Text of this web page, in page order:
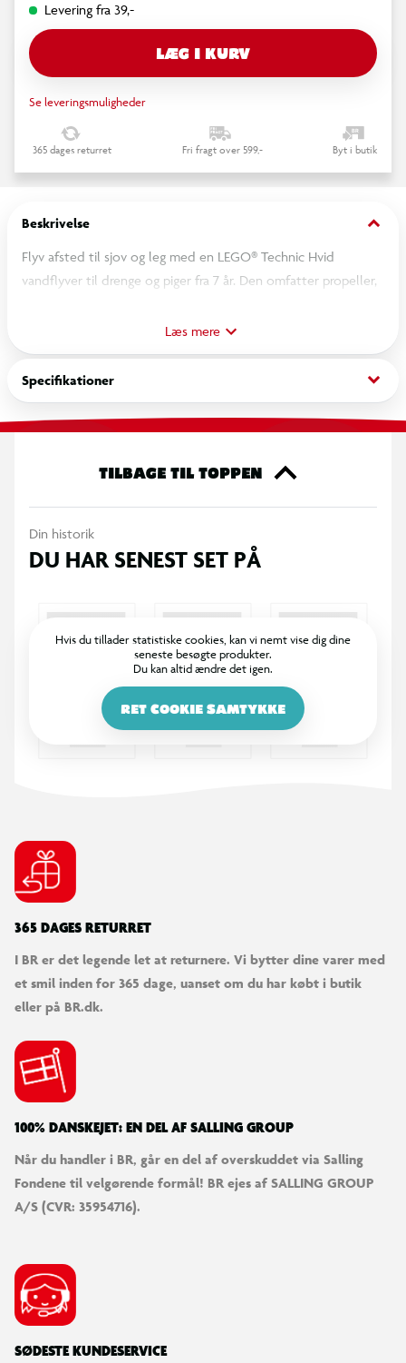
Levering fra 39,-
LÆG I KURV
Se leveringsmuligheder
365 dages returret Fri fragt over 599,- Byt i butik
Beskrivelse keyboard_arrow_down
Flyv afsted til sjov og leg med en LEGO® Technic Hvid
vandflyver til drenge og piger fra 7 år. Den omfatter propeller,
Læs mere
Specifikationer keyboard_arrow_down
TILBAGE TIL TOPPEN
Din historik
DU HAR SENEST SET PÅ
Hvis du tillader statistiske cookies, kan vi nemt vise dig dine
seneste besøgte produkter.
Du kan altid ændre det igen.
RET COOKIE SAMTYKKE
365 DAGES RETURRET
I BR er det legende let at returnere. Vi bytter dine varer med
et smil inden for 365 dage, uanset om du har købt i butik
eller på BR.dk.
100% DANSKEJET: EN DEL AF SALLING GROUP
Når du handler i BR, går en del af overskuddet via Salling
Fondene til velgørende formål! BR ejes af SALLING GROUP
A/S (CVR: 35954716).
SØDESTE KUNDESERVICE